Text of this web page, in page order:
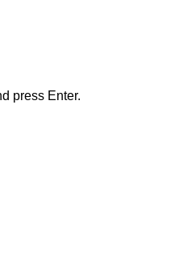
press Enter.